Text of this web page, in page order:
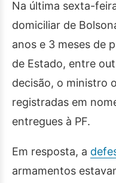
Na última sexta-
domiciliar de
anos e 3 meses de
de Estado, entre
decisão, o ministro
registradas em
entregues à PF.
Em resposta, a
armamentos